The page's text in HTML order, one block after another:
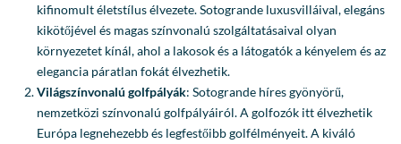
kifinomult életstílus élvezete. Sotogrande luxusvilláival, elegáns
kikötőjével és magas színvonalú szolgáltatásaival olyan
környezetet kínál, ahol a lakosok és a látogatók a kényelem és az
elegancia páratlan fokát élvezhetik.
Világszínvonalú golfpályák: Sotogrande híres gyönyörű,
nemzetközi színvonalú golfpályáiról. A golfozók itt élvezhetik
Európa legnehezebb és legfestőibb golfélményeit. A kiváló